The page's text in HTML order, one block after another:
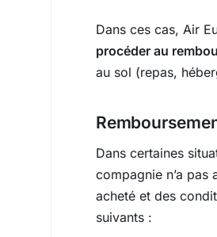
Dans ces cas, Air
procéder au
au sol (repas,
Dans certaines
compagnie n’a
acheté et des
suivants :